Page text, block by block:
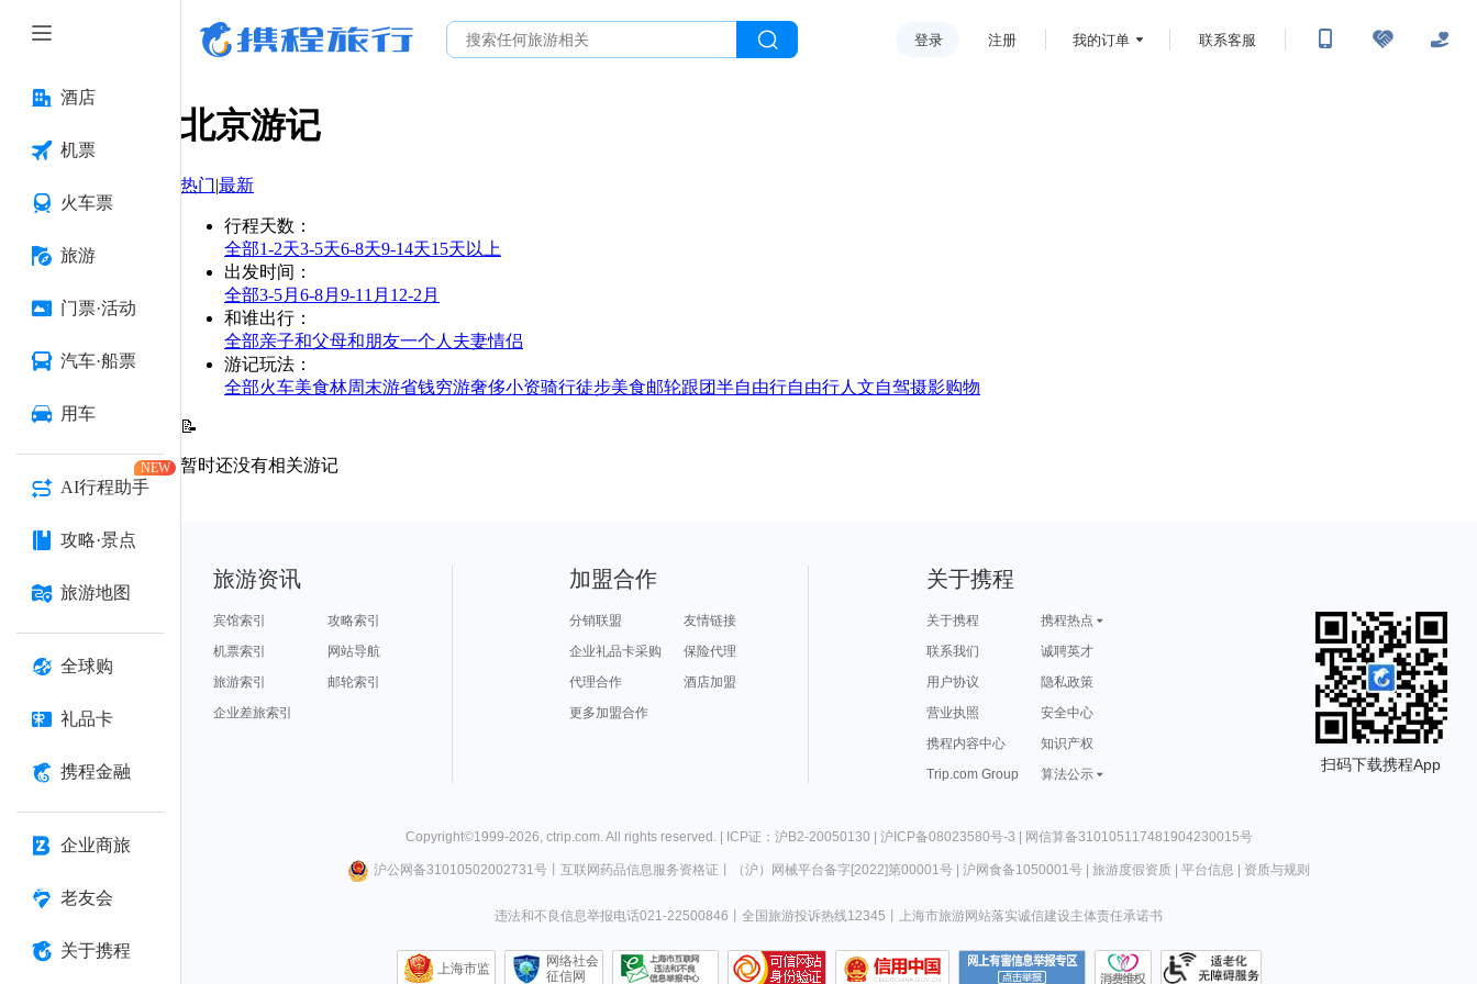
酒店
机票
火车票
旅游
门票·活动
汽车·船票
用车
AI行程助手
NEW
攻略·景点
旅游地图
全球购
礼品卡
携程金融
企业商旅
老友会
关于携程
登录 注册 我的订单 联系客服
北京游记
热门|最新
行程天数 ：
全部1-2天3-5天6-8天9-14天15天以上
出发时间 ：
全部3-5月 6-8月 9-11月 12-2月
和谁出行 ：
全部亲子和父母和朋友一个人 夫妻情侣
游记玩法 ：
全部火车美食林周末游省钱穷游奢侈小资骑行徒步美食邮轮跟团半自由行自由行人文自驾摄影购物
📝
暂时还没有相关游记
旅游资讯
宾馆索引
攻略索引
机票索引
网站导航
旅游索引
邮轮索引
企业差旅索引
加盟合作
分销联盟
友情链接
企业礼品卡采购
保险代理
代理合作
酒店加盟
更多加盟合作
关于携程
关于携程
携程热点
联系我们
诚聘英才
用户协议
隐私政策
营业执照
安全中心
携程内容中心
知识产权
Trip.com Group
算法公示
扫码下载携程App
Copyright©1999-2026, ctrip.com. All rights reserved. | ICP证：沪B2-20050130 | 沪ICP备08023580号-3 | 网信算备310105117481904230015号
沪公网备31010502002731号丨 互联网药品信息服务资格证 （沪）网械平台备字[2022]第00001号| 沪网食备1050001号| 旅游度假资质| 平台信息 资质与规则
违法和不良信息举报电话021-22500846 全国旅游投诉热线12345 上海市旅游网站落实诚信建设主体责任承诺书
上海市监
网络社会
征信网